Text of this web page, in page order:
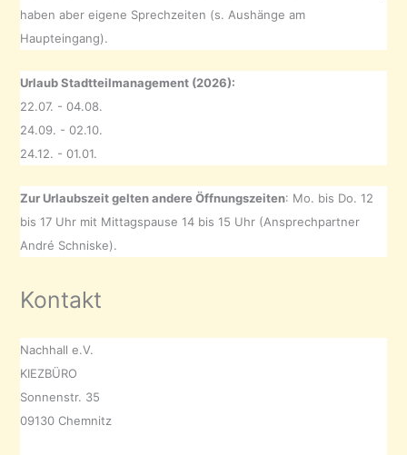
haben aber eigene Sprechzeiten (s. Aushänge am
Haupteingang).
Urlaub Stadtteilmanagement (2026):
22.07. - 04.08.
24.09. - 02.10.
24.12. - 01.01.
Zur Urlaubszeit gelten andere Öffnungszeiten: Mo. bis Do. 12
bis 17 Uhr mit Mittagspause 14 bis 15 Uhr (Ansprechpartner
André Schniske).
Kontakt
Nachhall e.V.
KIEZBÜRO
Sonnenstr. 35
09130 Chemnitz